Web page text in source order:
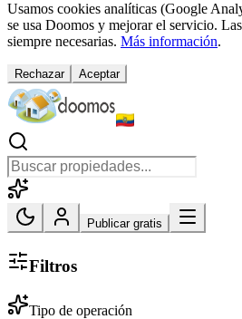
Usamos cookies analíticas (Google
se usa Doomos y mejorar el servicio.
siempre necesarias. Más información.
Rechazar Aceptar
Publicar gratis
Filtros
Tipo de operación